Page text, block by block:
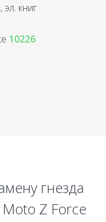
книг
10226
гнезда
Z Force